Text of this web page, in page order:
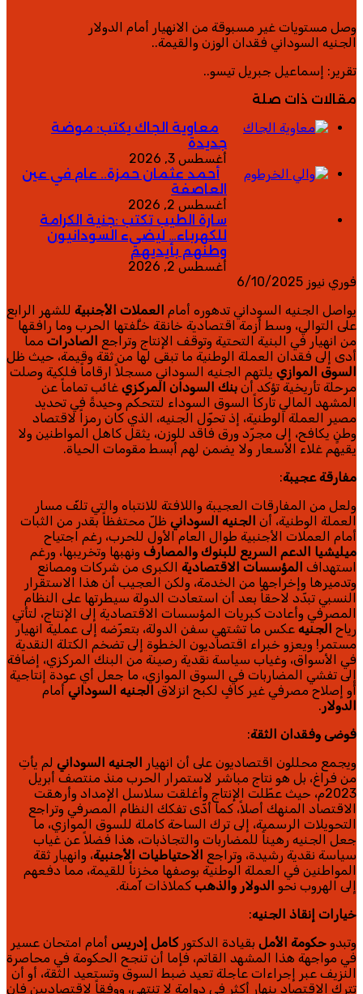
وصل مستويات غير مسبوقة من الانهيار أمام الدولار
الجنيه السوداني فقدان الوزن والقيمة..
تقرير: إسماعيل جبريل تيسو..
مقالات ذات صلة
معاوية الجاك يكتب: موضة
جديدة
أغسطس 3, 2026
أحمد عثمان حمزة.. عام في عين
العاصفة
أغسطس 2, 2026
سارة الطيب تكتب :جنية الكرامة
للكهرباء… ليضيء السودانيون
وطنهم بأيديهم
أغسطس 2, 2026
فوري نيوز 6/10/2025
يواصل الجنيه السوداني تدهوره أمام العملات الأجنبية للشهر الرابع
على التوالي، وسط أزمة اقتصادية خانقة خلَّفتها الحرب وما رافقها
من انهيار في البنية التحتية وتوقف الإنتاج وتراجع الصادرات مما
أدى إلى فقدان العملة الوطنية ما تبقى لها من ثقة وقيمة، حيث ظل
السوق الموازي يلتهم الجنيه السوداني مسجلاً ارقاماً فلكية وصلت
مرحلة تأريخية تؤكد أن بنك السودان المركزي غائب تماماً عن
المشهد المالي تاركاً السوق السوداء لتتحكم وحيدةً في تحديد
مصير العملة الوطنية، إذ تحوّل الجنيه، الذي كان رمزاً لاقتصاد
وطنٍ يكافح، إلى مجرّد ورق فاقد للوزن، يثقل كاهل المواطنين ولا
يقيهم غلاء الأسعار ولا يضمن لهم أبسط مقومات الحياة.
مفارقة عجيبة:
ولعل من المفارقات العجيبة واللافتة للانتباه والتي تلفّ مسار
العملة الوطنية، أن الجنيه السوداني ظلّ محتفظاً بقدر من الثبات
أمام العملات الأجنبية طوال العام الأول للحرب، رغم اجتياح
ميليشيا الدعم السريع للبنوك والمصارف ونهبها وتخريبها، ورغم
استهداف المؤسسات الاقتصادية الكبرى من شركات ومصانع
وتدميرها وإخراجها من الخدمة، ولكن العجيب أن هذا الاستقرار
النسبي تبدّد لاحقاً بعد أن استعادت الدولة سيطرتها على النظام
المصرفي وأعادت كبريات المؤسسات الاقتصادية إلى الإنتاج، لتأتي
رياح الجنيه عكس ما تشتهي سفن الدولة، بتعرّضه إلى عملية انهيار
مستمر! ويعزو خبراء اقتصاديون الخطوة إلى تضخم الكتلة النقدية
في الأسواق، وغياب سياسة نقدية رصينة من البنك المركزي، إضافة
إلى تفشي المضاربات في السوق الموازي، ما جعل أي عودة إنتاجية
أو إصلاح مصرفي غير كافٍ لكبح انزلاق الجنيه السوداني أمام
الدولار .
فوضى وفقدان الثقة:
ويجمع محللون اقتصاديون على أن انهيار الجنيه السوداني لم يأتِ
من فراغ، بل هو نتاج مباشر لاستمرار الحرب منذ منتصف أبريل
2023م، حيث عطّلت الإنتاج وأغلقت سلاسل الإمداد وأرهقت
الاقتصاد المنهك أصلاً، كما أدّى تفكك النظام المصرفي وتراجع
التحويلات الرسمية، إلى ترك الساحة كاملة للسوق الموازي، ما
جعل الجنيه رهيناً للمضاربات والتجاذبات، هذا فضلاً عن غياب
سياسة نقدية رشيدة، وتراجع الاحتياطيات الأجنبية، وانهيار ثقة
المواطنين في العملة الوطنية بوصفها مخزناً للقيمة، مما دفعهم
إلى الهروب نحو الدولار والذهب كملاذات آمنة.
خيارات إنقاذ الجنيه:
وتبدو حكومة الأمل بقيادة الدكتوركامل إدريس أمام امتحان عسير
في مواجهة هذا المشهد القاتم، فإما أن تنجح الحكومة في محاصرة
النزيف عبر إجراءات عاجلة تعيد ضبط السوق وتستعيد الثقة، أو أن
تترك الاقتصاد ينهار أكثر في دوامة لا تنتهي، ووفقاً لاقتصاديين فإن